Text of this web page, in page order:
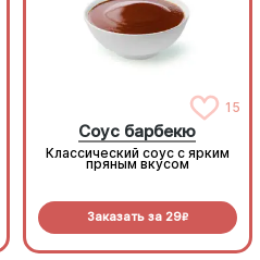
15
Соус барбекю
Классический соус с ярким
пряным вкусом
Заказать за 29R